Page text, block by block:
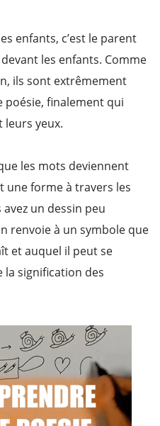
enfants, c’est le parent
les enfants. Comme
ils sont extrêmement
poésie, finalement qui
yeux.
les mots deviennent
une forme à travers les
un dessin peu
renvoie à un symbole que
et auquel il peut se
signification des